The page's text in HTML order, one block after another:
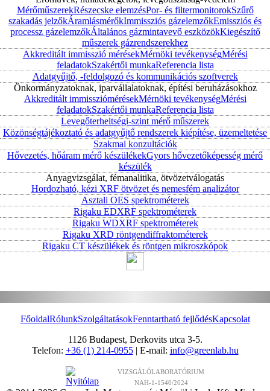
MérőműszerekRészecske elemzésPor- és filtermonitorokSzűrő
szakadás jelzőkÁramlásmérőkImmissziós gázelemzőkEmissziós és
processz gázelemzőkÁltalános gázmintavevő eszközökKiegészítő
műszerek gázrendszerekhez
Akkreditált immisszió mérésekMérnöki tevékenységMérési
feladatokSzakértői munkaReferencia lista
Adatgyűjtő, -feldolgozó és kommunikációs szoftverek
Önkormányzatoknak, iparvállalatoknak, építési beruházásokhoz
Akkreditált immissziómérésekMérnöki tevékenységMérési
feladatokSzakértői munkaReferencia lista
Levegőterheltségi-szint mérő műszerek
Közönségtájékoztató és adatgyűjtő rendszerek kiépítése, üzemeltetése
Szakmai konzultációk
Hővezetés, hőáram mérő készülékekGyors hővezetőképesség mérő
készülék
Anyagvizsgálat, fémanalitika, ötvözetválogatás
Hordozható, kézi XRF ötvözet és nemesfém analizátor
Asztali OES spektrométerek
Rigaku EDXRF spektrométerek
Rigaku WDXRF spektrométerek
Rigaku XRD röntgendiffraktométerek
Rigaku CT készülékek és röntgen mikroszkópok
FőoldalRólunkSzolgáltatásokFenntartható fejlődésKapcsolat
1126 Budapest, Derkovits utca 3-5.
Telefon: +36 (1) 214-0955| E-mail: info@greenlab.hu
VIZSGÁLÓLABORATÓRIUM
NAH-1-1540/2024